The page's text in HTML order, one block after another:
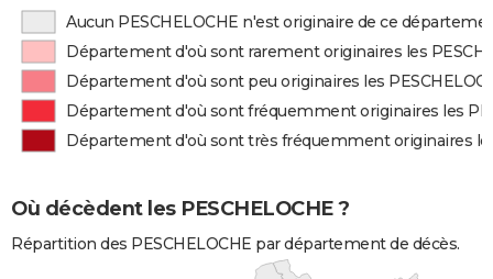
Aucun PESCHELOCHE n'est originaire de ce
Département d'où sont rarement originaires les
Département d'où sont peu originaires les
Département d'où sont fréquemment originaires les
Département d'où sont très fréquemment originaires
Où décèdent les PESCHELOCHE ?
Répartition des PESCHELOCHE par département de décès.